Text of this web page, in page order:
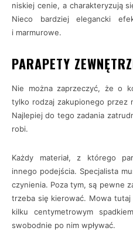
niskiej cenie, a charakteryzują
Nieco bardziej elegancki
i marmurowe.
PARAPETY
Nie można zaprzeczyć, że o
tylko rodzaj zakupionego przez
Najlepiej do tego zadania
robi.
Każdy materiał, z którego
innego podejścia. Specjalista
czynienia. Poza tym, są pewne
trzeba się kierować. Mowa
kilku centymetrowym
swobodnie po nim wpływać.